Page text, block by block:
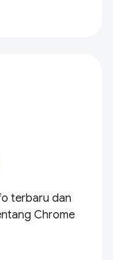
terbaru dan
Chrome